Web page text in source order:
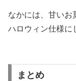
なかには、甘いお
ハロウィン仕様に
まとめ